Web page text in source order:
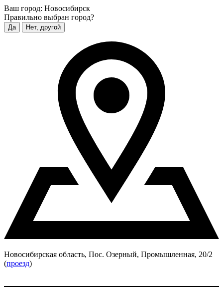
Ваш город: Новосибирск
Правильно выбран город?
Да Нет, другой
Новосибирская область, Пос. Озерный, Промышленная, 20/2
(проезд)